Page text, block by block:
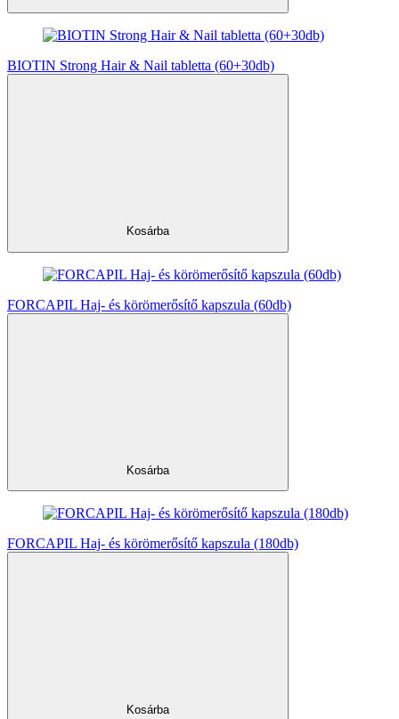
BIOTIN Strong Hair & Nail tabletta (60+30db)
Kosárba
FORCAPIL Haj- és körömerősítő kapszula (60db)
Kosárba
FORCAPIL Haj- és körömerősítő kapszula (180db)
Kosárba